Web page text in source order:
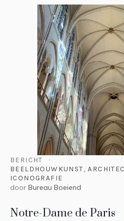
BERICHT
BEELDHOUWKUNST,
ICONOGRAFIE
door Bureau Boeiend
Notre-Dame de Paris